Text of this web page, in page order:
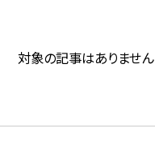
対象の記事はありません